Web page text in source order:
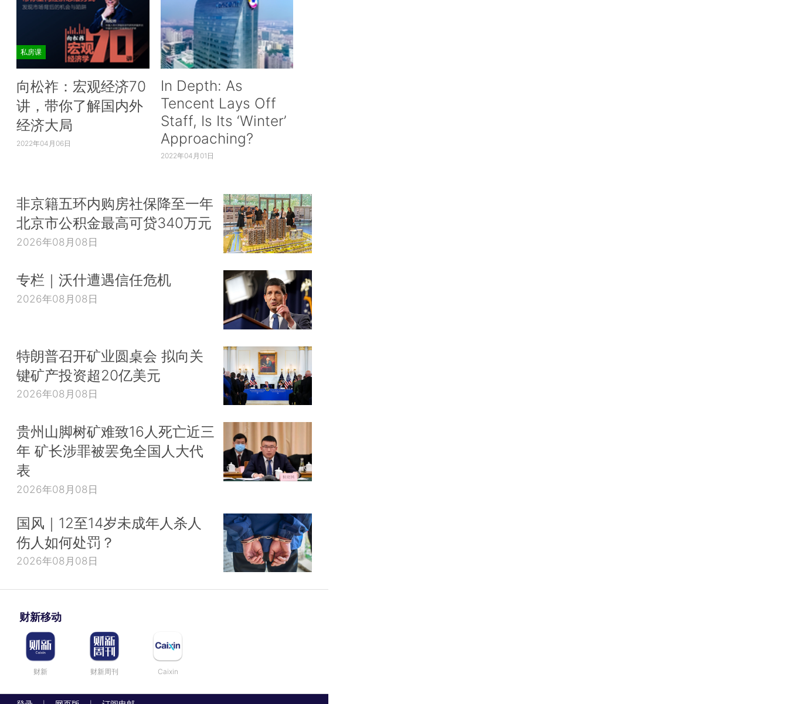
私房课
向松祚：宏观经济70
讲，带你了解国内外
经济大局
2022年04月06日
In Depth: As
Tencent Lays Off
Staff, Is Its ‘Winter’
Approaching?
2022年04月01日
非京籍五环内购房社保降至一年
北京市公积金最高可贷340万元
2026年08月08日
专栏｜沃什遭遇信任危机
2026年08月08日
特朗普召开矿业圆桌会 拟向关
键矿产投资超20亿美元
2026年08月08日
贵州山脚树矿难致16人死亡近三
年 矿长涉罪被罢免全国人大代
表
2026年08月08日
国风｜12至14岁未成年人杀人
伤人如何处罚？
2026年08月08日
财新移动
财新 财新周刊 Caixin